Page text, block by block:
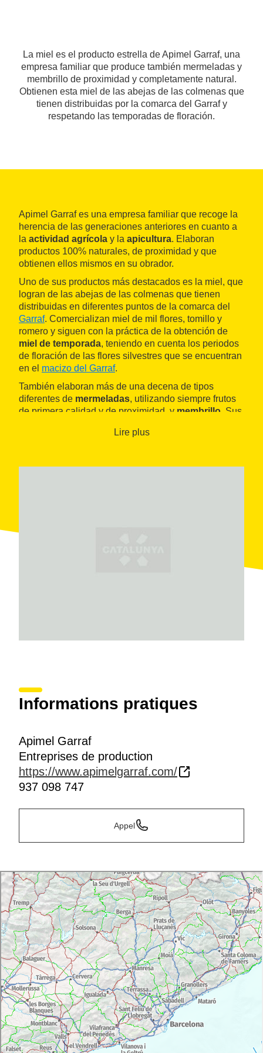
La miel es el producto estrella de Apimel Garraf, una
empresa familiar que produce también mermeladas y
membrillo de proximidad y completamente natural.
Obtienen esta miel de las abejas de las colmenas que
tienen distribuidas por la comarca del Garraf y
respetando las temporadas de floración.
Apimel Garraf es una empresa familiar que recoge la
herencia de las generaciones anteriores en cuanto a
la actividad agrícola y la apicultura. Elaboran
productos 100% naturales, de proximidad y que
obtienen ellos mismos en su obrador.
Uno de sus productos más destacados es la miel, que
logran de las abejas de las colmenas que tienen
distribuidas en diferentes puntos de la comarca del
Garraf. Comercializan miel de mil flores, tomillo y
romero y siguen con la práctica de la obtención de
miel de temporada, teniendo en cuenta los periodos
de floración de las flores silvestres que se encuentran
en el macizo del Garraf.
También elaboran más de una decena de tipos
diferentes de mermeladas, utilizando siempre frutos
de primera calidad y de proximidad, y membrillo . Sus
o bien también se puede comprar a través de su web.
Lire plus
Informations pratiques
Apimel Garraf
Entreprises de production
https://www.apimelgarraf.com/
937 098 747
Appel